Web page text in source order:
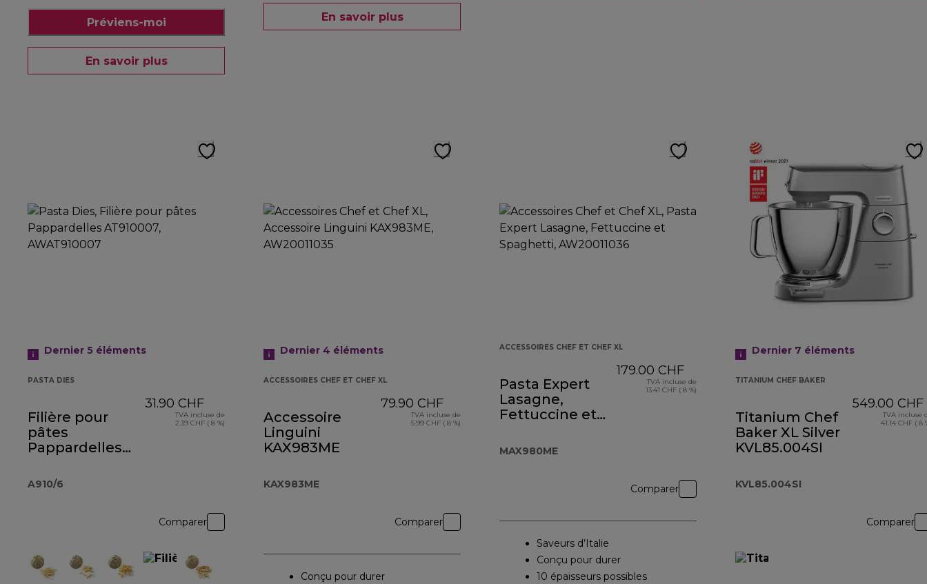
Préviens-moi
En savoir plus
En savoir plus
Dernier 5 éléments
PASTA DIES
Filière pour
pâtes
Pappardelles
A910/6
31.90 CHF
TVA incluse de
2.39 CHF ( 8 %)
Comparer
Dernier 4 éléments
ACCESSOIRES CHEF ET CHEF XL
Accessoire
Linguini
KAX983ME
KAX983ME
79.90 CHF
TVA incluse de
5.99 CHF ( 8 %)
Comparer
Conçu pour durer
ACCESSOIRES CHEF ET CHEF XL
Pasta Expert
Lasagne,
Fettuccine et
MAX980ME
179.00 CHF
TVA incluse de
13.41 CHF ( 8 %)
Comparer
Saveurs d’Italie
Conçu pour durer
10 épaisseurs possibles
Dernier 7 éléments
TITANIUM CHEF BAKER
Titanium Chef
Baker XL Silver
KVL85.004SI
KVL85.004SI
549.00 CHF
TVA incluse
41.14 CHF ( 8
Comparer